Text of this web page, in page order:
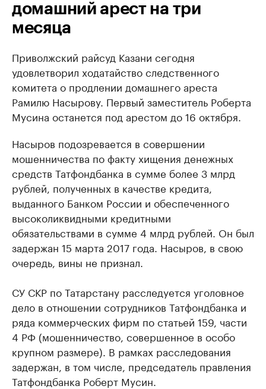
домашний арест на три
месяца
Приволжский райсуд Казани сегодня
удовлетворил ходатайство следственного
комитета о продлении домашнего ареста
Рамилю Насырову. Первый заместитель Роберта
Мусина останется под арестом до 16 октября.
Насыров подозревается в совершении
мошенничества по факту хищения денежных
средств Татфондбанка в сумме более 3 млрд
рублей, полученных в качестве кредита,
выданного Банком России и обеспеченного
высоколиквидными кредитными
обязательствами в сумме 4 млрд рублей. Он был
задержан 15 марта 2017 года. Насыров, в свою
очередь, вины не признал.
СУ СКР по Татарстану расследуется уголовное
дело в отношении сотрудников Татфондбанка и
ряда коммерческих фирм по статьей 159, части
4 РФ (мошенничество, совершенное в особо
крупном размере). В рамках расследования
задержан, в том числе, председатель правления
Татфондбанка Роберт Мусин.